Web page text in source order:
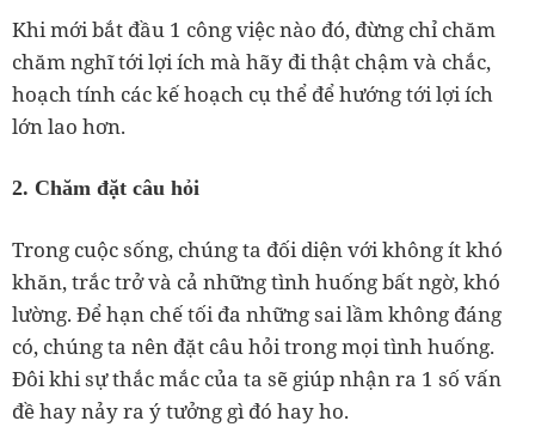
Khi mới bắt đầu 1 công việc nào đó, đừng chỉ chăm
chăm nghĩ tới lợi ích mà hãy đi thật chậm và chắc,
hoạch tính các kế hoạch cụ thể để hướng tới lợi ích
lớn lao hơn.
2. Chăm đặt câu hỏi
Trong cuộc sống, chúng ta đối diện với không ít khó
khăn, trắc trở và cả những tình huống bất ngờ, khó
lường. Để hạn chế tối đa những sai lầm không đáng
có, chúng ta nên đặt câu hỏi trong mọi tình huống.
Đôi khi sự thắc mắc của ta sẽ giúp nhận ra 1 số vấn
đề hay nảy ra ý tưởng gì đó hay ho.